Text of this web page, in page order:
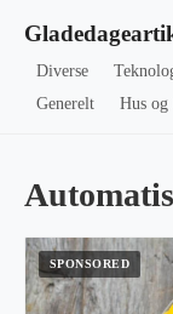
Diverse
Generelt
Hus og